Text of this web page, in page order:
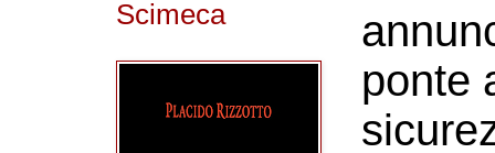
ponte
Scimeca